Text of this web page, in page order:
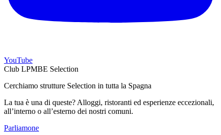
YouTube
Club LPMBE Selection
Cerchiamo strutture Selection in tutta la Spagna
La tua è una di queste? Alloggi, ristoranti ed esperienze eccezionali,
all’interno o all’esterno dei nostri comuni.
Parliamone